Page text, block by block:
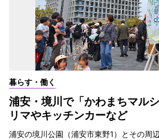
暮らす・働く
浦安・境川で「かわまちマル
リマやキッチンカーなど
浦安の境川公園（浦安市東野1）とその周